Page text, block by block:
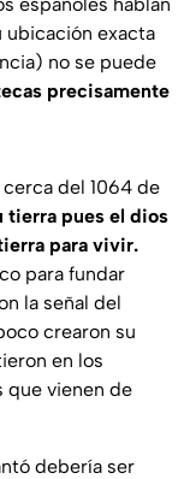
ubicación exacta
no se puede
precisamente
del 1064 de
tierra pues el dios
para vivir.
para fundar
la señal del
crearon su
en los
que vienen de
debería ser